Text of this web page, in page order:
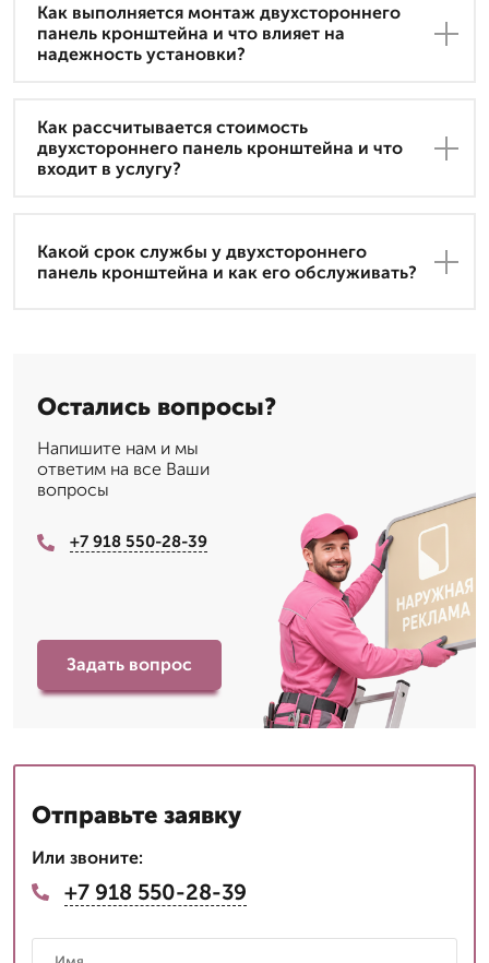
Как выполняется монтаж двухстороннего
панель кронштейна и что влияет на
надежность установки?
Как рассчитывается стоимость
двухстороннего панель кронштейна и что
входит в услугу?
Какой срок службы у двухстороннего
панель кронштейна и как его обслуживать?
Остались вопросы?
Напишите нам и мы
ответим на все Ваши
вопросы
+7 918 550-28-39
Задать вопрос
Отправьте заявку
Или звоните:
+7 918 550-28-39